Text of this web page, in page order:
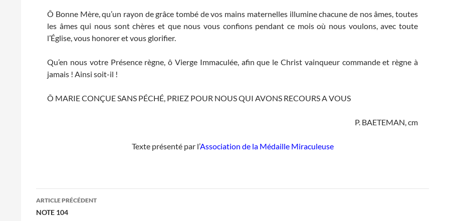
Ô Bonne Mère, qu’un rayon de grâce tombé de vos mains maternelles illumine chacune de nos âmes, toutes
les âmes qui nous sont chères et que nous vous confions pendant ce mois où nous voulons, avec toute
l’Église, vous honorer et vous glorifier.
Qu’en nous votre Présence règne, ô Vierge Immaculée, afin que le Christ vainqueur commande et règne à
jamais ! Ainsi soit-il !
Ô MARIE CONÇUE SANS PÉCHÉ, PRIEZ POUR NOUS QUI AVONS RECOURS A VOUS
P. BAETEMAN, cm
Texte présenté par l’Association de la Médaille Miraculeuse
Navigation
des
ARTICLE PRÉCÉDENT
NOTE 104